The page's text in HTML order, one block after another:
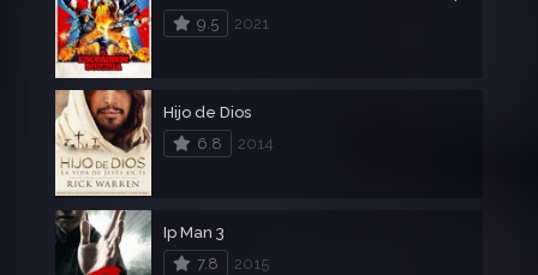
9.5
2021
Hijo de Dios
6.8
2014
Ip Man 3
7.8
2015